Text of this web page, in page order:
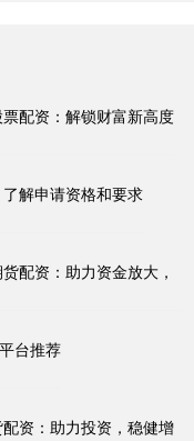
配资：解锁财富新高度
解申请资格和要求
配资：助力资金放大，
台推荐
资：助力投资，稳健增